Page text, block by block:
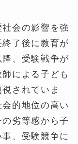
会の影響を強
了後に教育が
、受験戦争が
による子ども
されていま
的地位の高い
劣等感から子
、受験競争に